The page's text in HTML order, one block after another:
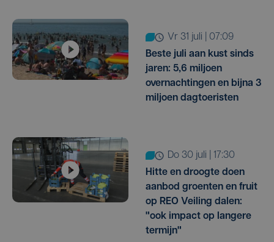
vr 31 juli | 07:09
Beste juli aan kust sinds
jaren: 5,6 miljoen
overnachtingen en bijna 3
miljoen dagtoeristen
do 30 juli | 17:30
Hitte en droogte doen
aanbod groenten en fruit
op REO Veiling dalen:
"ook impact op langere
termijn"